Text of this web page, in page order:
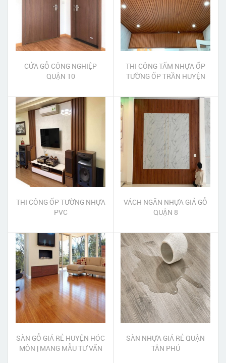
CỬA GỖ CÔNG NGHIỆP
QUẬN 10
THI CÔNG TẤM NHỰA ỐP
TƯỜNG ỐP TRẦN HUYỆN
THI CÔNG ỐP TƯỜNG NHỰA
PVC
VÁCH NGĂN NHỰA GIẢ GỖ
QUẬN 8
SÀN GỖ GIÁ RẺ HUYỆN HÓC
MÔN | MANG MẪU TƯ VẤN
SÀN NHỰA GIÁ RẺ QUẬN
TÂN PHÚ